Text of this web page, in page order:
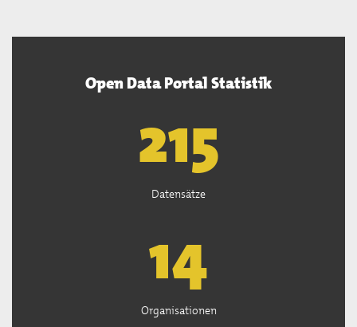
Open Data Portal Statistik
218
Datensätze
14
Organisationen